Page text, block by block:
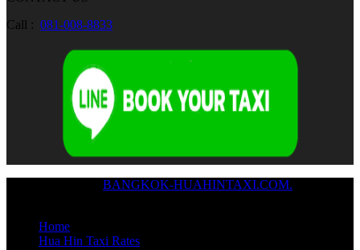
Call : 081-008-8833
BANGKOK-HUAHINTAXI.COM.
Home
Hua Hin Taxi Rates